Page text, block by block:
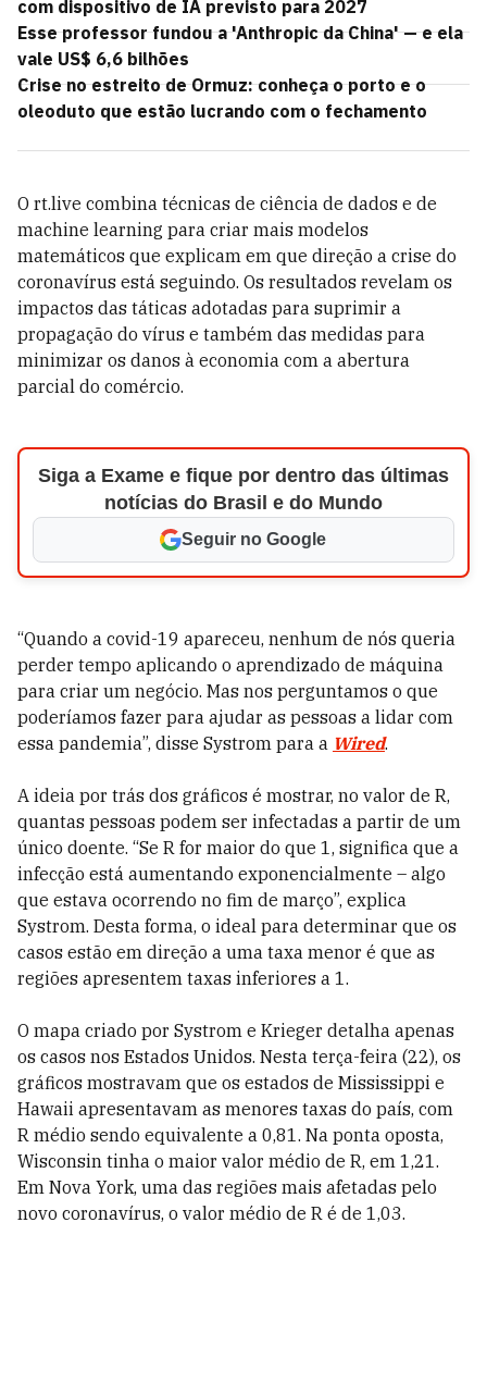
com dispositivo de IA previsto para 2027
Esse professor fundou a 'Anthropic da China' — e ela
vale US$ 6,6 bilhões
Crise no estreito de Ormuz: conheça o porto e o
oleoduto que estão lucrando com o fechamento
O rt.live combina técnicas de ciência de dados e de
machine learning para criar mais modelos
matemáticos que explicam em que direção a crise do
coronavírus está seguindo. Os resultados revelam os
impactos das táticas adotadas para suprimir a
propagação do vírus e também das medidas para
minimizar os danos à economia com a abertura
parcial do comércio.
Siga a Exame e fique por dentro das últimas
notícias do Brasil e do Mundo
Seguir no Google
“Quando a covid-19 apareceu, nenhum de nós queria
perder tempo aplicando o aprendizado de máquina
para criar um negócio. Mas nos perguntamos o que
poderíamos fazer para ajudar as pessoas a lidar com
essa pandemia”, disse Systrom para a Wired.
A ideia por trás dos gráficos é mostrar, no valor de R,
quantas pessoas podem ser infectadas a partir de um
único doente. “Se R for maior do que 1, significa que a
infecção está aumentando exponencialmente – algo
que estava ocorrendo no fim de março”, explica
Systrom. Desta forma, o ideal para determinar que os
casos estão em direção a uma taxa menor é que as
regiões apresentem taxas inferiores a 1.
O mapa criado por Systrom e Krieger detalha apenas
os casos nos Estados Unidos. Nesta terça-feira (22), os
gráficos mostravam que os estados de Mississippi e
Hawaii apresentavam as menores taxas do país, com
R médio sendo equivalente a 0,81. Na ponta oposta,
Wisconsin tinha o maior valor médio de R, em 1,21.
Em Nova York, uma das regiões mais afetadas pelo
novo coronavírus, o valor médio de R é de 1,03.